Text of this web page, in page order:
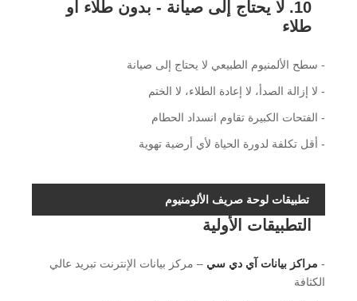
10. لا يحتاج إلى صيانة - بدون طلاء أو
طلاء
- سطح الألمنيوم الطبيعي لا يحتاج إلى صيانة
- لا إزالة الصدأ، لا إعادة الطلاء، لا الختم
- الفتحات الكبيرة تقاوم انسداد الحطام
- أقل تكلفة لدورة الحياة لأي أرضية تهوية
تطبيقات لوحة صريف الألومنيوم
التطبيقات الأولية
- مراكز بيانات آي دي سي – مركز بيانات الإنترنت تبريد عالي
الكثافة